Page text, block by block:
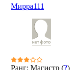
Мирра111
Ранг: Магистр (?)